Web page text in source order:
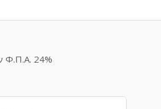
Φ.Π.Α. 24%